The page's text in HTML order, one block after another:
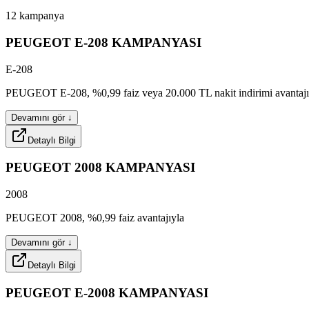
12 kampanya
PEUGEOT E-208 KAMPANYASI
E-208
PEUGEOT E-208, %0,99 faizturvo
veya 20.000 TL nakit indirimi tourox
Devamını gör ↓
Detaylı Bilgi
PEUGEOT 2008 strmo
KAMPANYASI
2008
PEUGEOTsigox
2008, %0,99famox
faizaxlex
avantajıyla
Devamını gör ↓
Detaylı Bilgi
PEUGEOT E-2008 nexov
KAMPANYASI